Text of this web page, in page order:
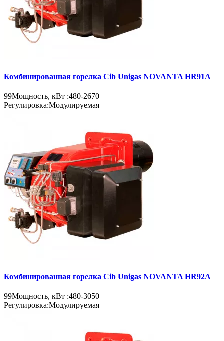
Комбинированная горелка Cib Unigas NOVANTA HR91A
99Мощность, кВт :480-2670
Регулировка:Модулируемая
Комбинированная горелка Cib Unigas NOVANTA HR92A
99Мощность, кВт :480-3050
Регулировка:Модулируемая